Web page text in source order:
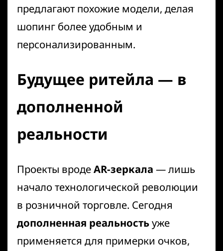
предлагают похожие модели, делая
шопинг более удобным и
персонализированным.
Будущее ритейла — в
дополненной
реальности
Проекты вродеAR-зеркала — лишь
начало технологической революции
в розничной торговле. Сегодня
дополненная реальностьуже
применяется для примерки очков,